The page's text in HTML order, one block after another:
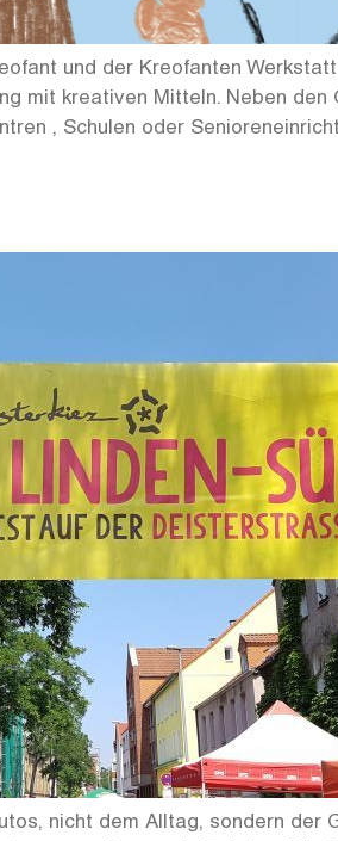
und der Kreofanten
mit kreativen Mitteln. Neben
, Schulen oder
nicht dem Alltag, sondern der